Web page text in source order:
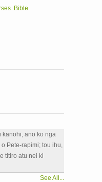
Bible
kanohi, ano ko nga
Pete-rapimi; tou ihu,
titiro atu nei ki
See All...